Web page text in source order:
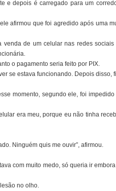
e depois é carregado para um
afirmou que foi agredido após uma
venda de um celular nas redes sociais
o pagamento seria feito por PIX.
se estava funcionando. Depois disso,
momento, segundo ele, foi
era meu, porque eu não tinha
Ninguém quis me ouvir”, afirmou.
com muito medo, só queria ir
no olho.